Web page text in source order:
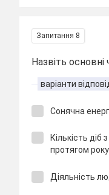
Запитання 8
Назвіть
варіанти
Сонячна
Кількість
протягом року.
Діяльність